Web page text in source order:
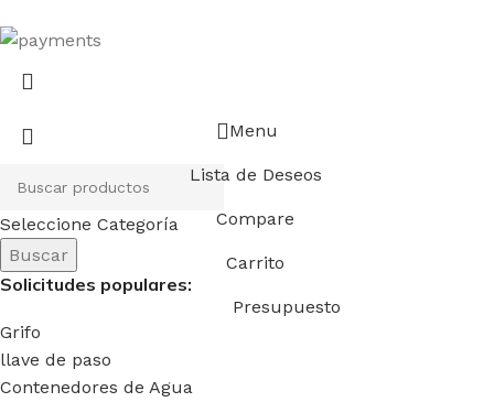
Seleccione Categoría
Buscar
Solicitudes populares:
Grifo
llave de paso
Contenedores de Agua
Menu
Lista de Deseos
Compare
Carrito
Presupuesto